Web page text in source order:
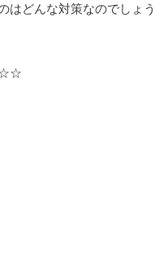
はどんな対策なのでしょう
☆☆